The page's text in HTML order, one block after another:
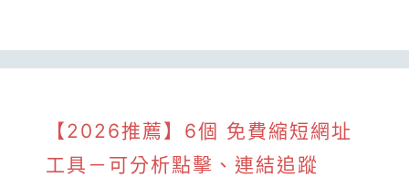
【2026推薦】6個 免費縮短網址
工具－可分析點擊、連結追蹤